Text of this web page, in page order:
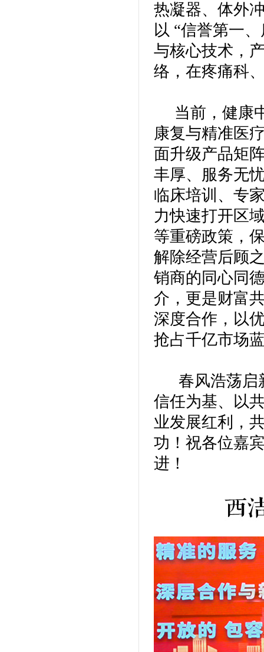
热凝器、体外
以 “信誉第一
与核心技术，
络，在疼痛科
当前，健康
康复与精准医
面升级产品矩
丰厚、服务无
临床培训、专
力快速打开区
等重磅政策，
解除经营后顾
销商的同心同
介，更是财富
深度合作，以
抢占千亿市场
春风浩荡启
信任为基、以
业发展红利，
功！祝各位嘉
进！